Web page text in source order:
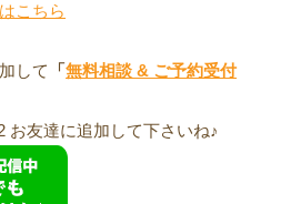
こちら
して 「無料相談 & ご予約受付
お友達に追加して下さいね♪